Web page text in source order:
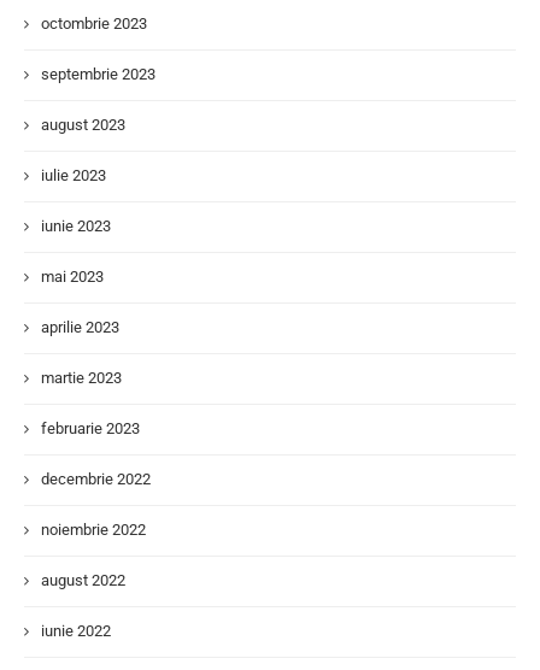
octombrie 2023
septembrie 2023
august 2023
iulie 2023
iunie 2023
mai 2023
aprilie 2023
martie 2023
februarie 2023
decembrie 2022
noiembrie 2022
august 2022
iunie 2022